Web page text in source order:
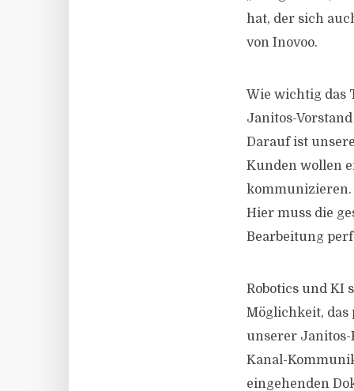
hat, der sich
von Inovoo.
Wie wichtig das
Janitos-
Darauf ist
Kunden wollen
kommunizieren.
Hier muss die
Bearbeitung
Robotics und KI
Möglichkeit,
unserer
Kanal-
eingehenden